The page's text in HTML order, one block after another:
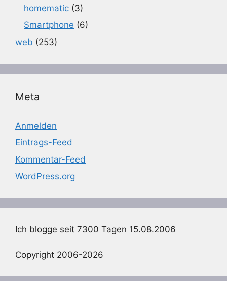
homematic (3)
Smartphone (6)
web (253)
Meta
Anmelden
Eintrags-Feed
Kommentar-Feed
WordPress.org
Ich blogge seit 7300 Tagen 15.08.2006
Copyright 2006-2026